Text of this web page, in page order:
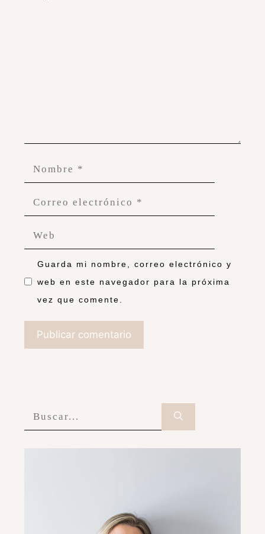
Guarda mi nombre, correo electrónico y
web en este navegador para la próxima
vez que comente.